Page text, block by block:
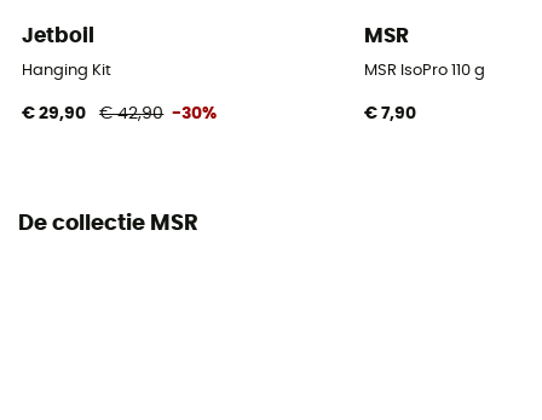
Jetboil
Hanging Kit
€ 29,90 € 42,90 -30%
MSR
MSR IsoPro 110 g
€ 7,90
De collectie MSR